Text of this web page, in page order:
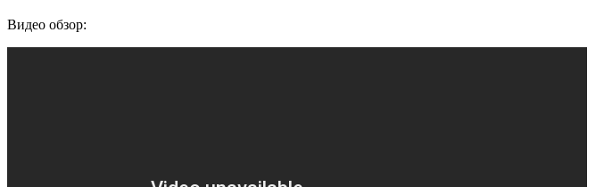
Видео обзор: